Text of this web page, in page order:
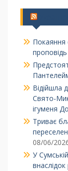
Покаяння
Відійшла
Свято-
ігуменя
Триває
08/06/
У